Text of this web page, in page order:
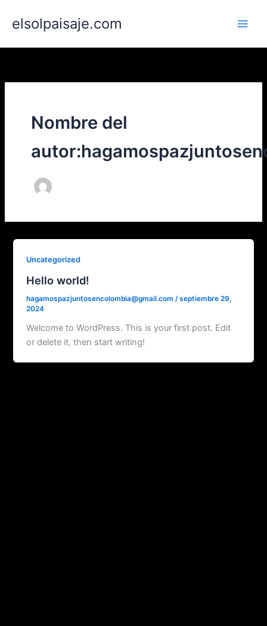
elsolpaisaje.com
Nombre del
Uncategorized
Hello world!
hagamospazjuntosencolombia@gmail.com /septiembre 29,
2024
Welcome to WordPress. This is your first post. Edit
or delete it, then start writing!